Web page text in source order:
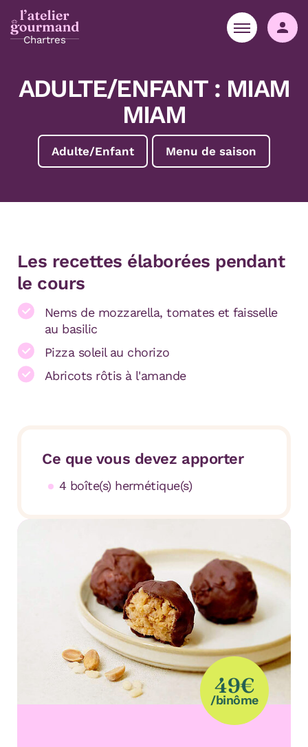
Chartres
ADULTE/ENFANT : MIAM
MIAM
Adulte/Enfant Menu de saison
Les recettes élaborées pendant
le cours
Nems de mozzarella, tomates et faisselle
au basilic
Pizza soleil au chorizo
Abricots rôtis à l'amande
Ce que vous devez apporter
4 boîte(s) hermétique(s)
49€
/binôme